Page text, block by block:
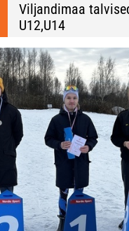
Viljandimaa
U12,U14